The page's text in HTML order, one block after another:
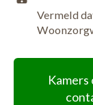
Kamers
Vermeld